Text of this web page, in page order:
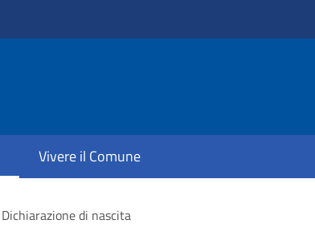
Vivere il Comune
Dichiarazione di nascita